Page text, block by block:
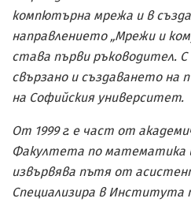
компютърна мрежа и в
направлението „Мрежи и
става първи ръководител.
свързано и създаването на
на Софийския университет.
От 1999 г. е част от
Факултета по математика
извървява пътя от
Специализира в Института